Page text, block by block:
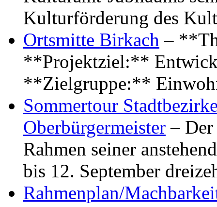
Kulturförderung des
Ortsmitte Birkach –
**Projektziel:**
**Zielgruppe:**
Sommertour
Oberbürgermeister –
Rahmen seiner
bis 12. September
Rahmenplan/